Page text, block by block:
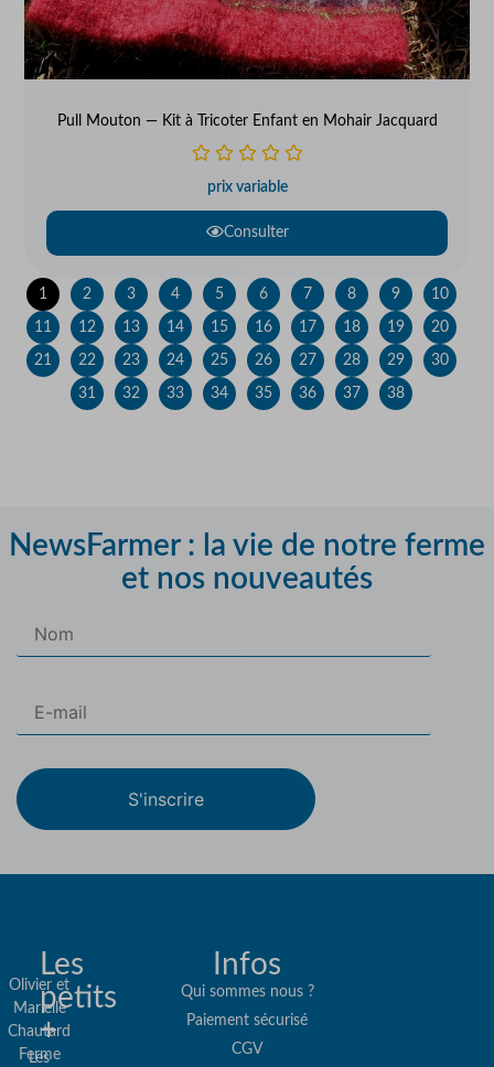
Pull Mouton — Kit à Tricoter Enfant en Mohair Jacquard
prix variable
Consulter
1 2 3 4 5 6 7 8 9 10
11 12 13 14 15 16 17 18 19 20
21 22 23 24 25 26 27 28 29 30
31 32 33 34 35 36 37 38
NewsFarmer : la vie de notre ferme
et nos nouveautés
S'inscrire
Olivier et
Marielle
Chautard
Ferme
Les
petits
+
Les
Infos
Qui sommes nous ?
Paiement sécurisé
CGV